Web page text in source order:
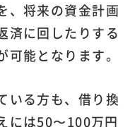
、将来の資金計画
済に回したりする
能となります。
いる方も、借り換
には50〜100万円